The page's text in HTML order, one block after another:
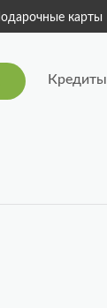
Консьерж-сервис
Кредиты